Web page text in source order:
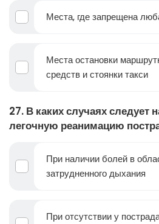
Места, где запрещена
Места остановки
средств и стоянки такси
27. В каких случаях следует
легочную реанимацию
При наличии болей в
затрудненного дыхания
При отсутствии у